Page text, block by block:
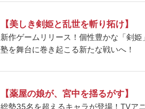
【美しき剣姫と乱世を斬り拓け】
新作ゲームリリース！個性豊かな「剣
塾を舞台に巻き起こる新たな戦いへ！
【薬屋の娘が、宮中を揺るがす】
総勢35名を超えるキャラが登場！TVア